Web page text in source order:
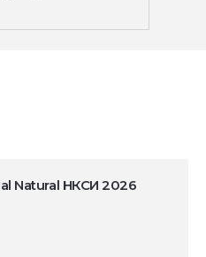
Natural НКСИ 2026